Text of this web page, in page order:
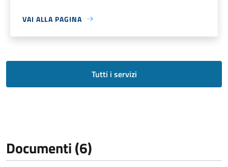
VAI ALLA PAGINA
Tutti i servizi
Documenti (6)